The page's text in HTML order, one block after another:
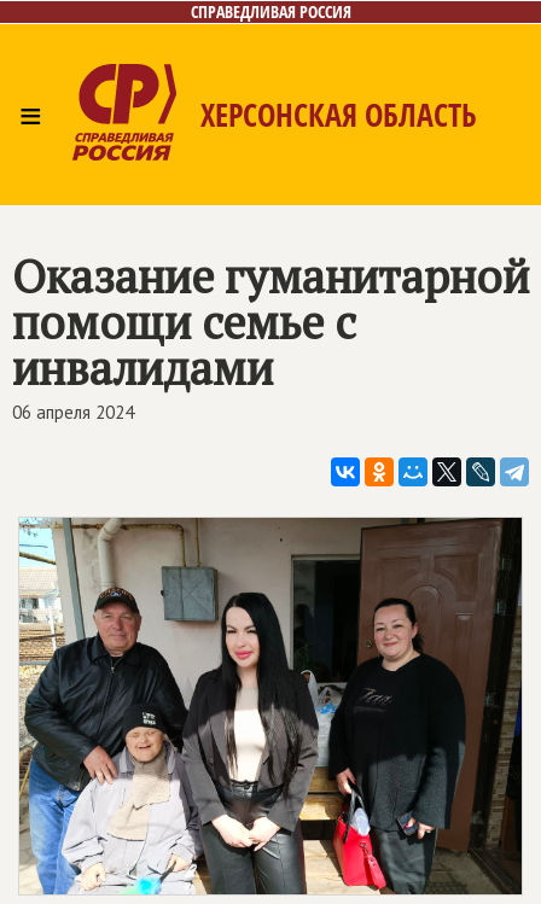
СПРАВЕДЛИВАЯ РОССИЯ
≡ ХЕРСОНСКАЯ ОБЛАСТЬ
Оказание гуманитарной
помощи семье с
инвалидами
06 апреля 2024